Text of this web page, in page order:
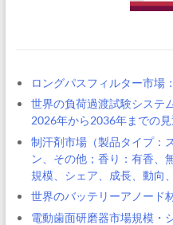
ロングパスフィルター市場
世界の負荷過渡試験システ
2026年から2036年までの見
制汗剤市場（製品タイプ：
ン、その他；香り：有香、
規模、シェア、成長、動向
世界のバッテリーアノード
電動歯面研磨器市場規模・